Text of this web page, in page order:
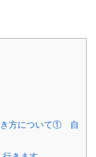
き方について① 自